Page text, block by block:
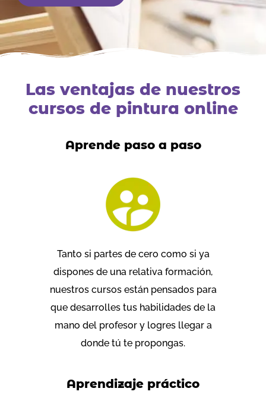
Las ventajas de nuestros
cursos de pintura online
Aprende paso a paso
Tanto si partes de cero como si ya
dispones de una relativa formación,
nuestros cursos están pensados para
que desarrolles tus habilidades de la
mano del profesor y logres llegar a
donde tú te propongas.
Aprendizaje práctico